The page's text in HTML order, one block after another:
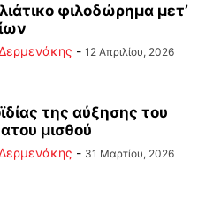
φιλοδώρημα μετ’
- 12 Απριλίου, 2026
της αύξησης του
μισθού
- 31 Μαρτίου, 2026